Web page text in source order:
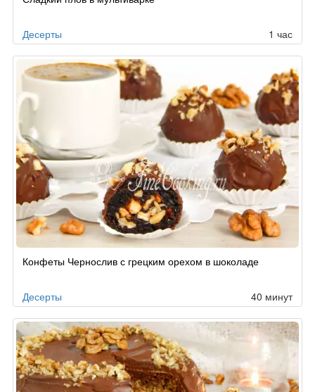
по
Десерты 1 час
Конфеты Чернослив с грецким орехом в шоколаде
Десерты 40 минут